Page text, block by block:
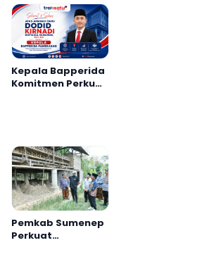
Kepala Bapperida
Komitmen Perkuat
Pemkab Sumenep
Perkuat